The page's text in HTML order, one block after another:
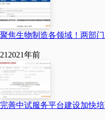
聚焦生物制造各领域！两部
212021年前
完善中试服务平台建设加快